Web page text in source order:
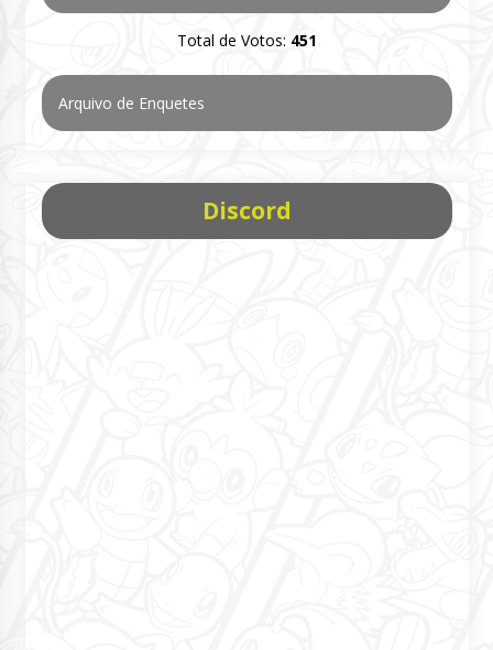
Total de Votos: 451
Arquivo de Enquetes
Discord